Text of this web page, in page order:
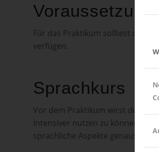
Für das Praktikum solltest du
verfügen.
Sprachkurs
Vor dem Praktikum wirst du in
intensiver nutzen zu können.
sprachliche Aspekte genauso